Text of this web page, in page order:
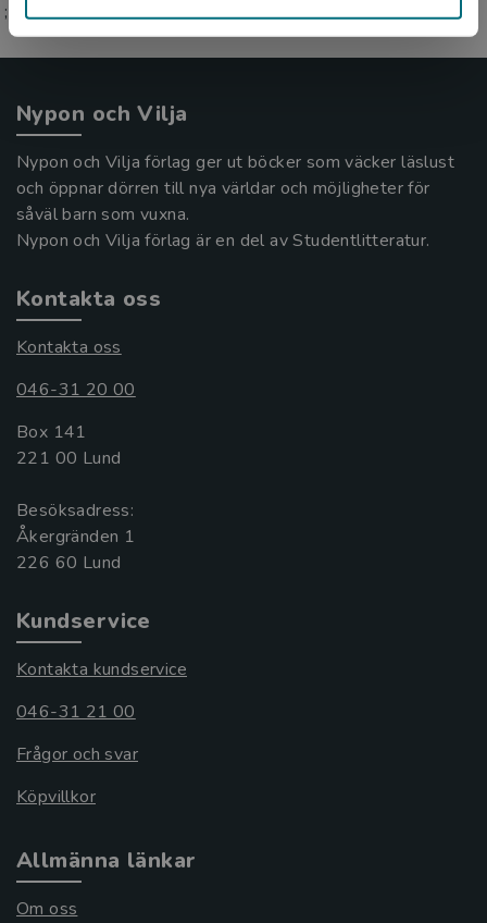
;
Nypon och Vilja
Nypon och Vilja förlag ger ut böcker som väcker läslust
och öppnar dörren till nya världar och möjligheter för
såväl barn som vuxna.
Nypon och Vilja förlag är en del av Studentlitteratur.
Kontakta oss
Kontakta oss
046-31 20 00
Box 141
221 00 Lund
Besöksadress:
Åkergränden 1
Kundservice
Kontakta kundservice
046-31 21 00
Frågor och svar
Köpvillkor
Allmänna länkar
Om oss